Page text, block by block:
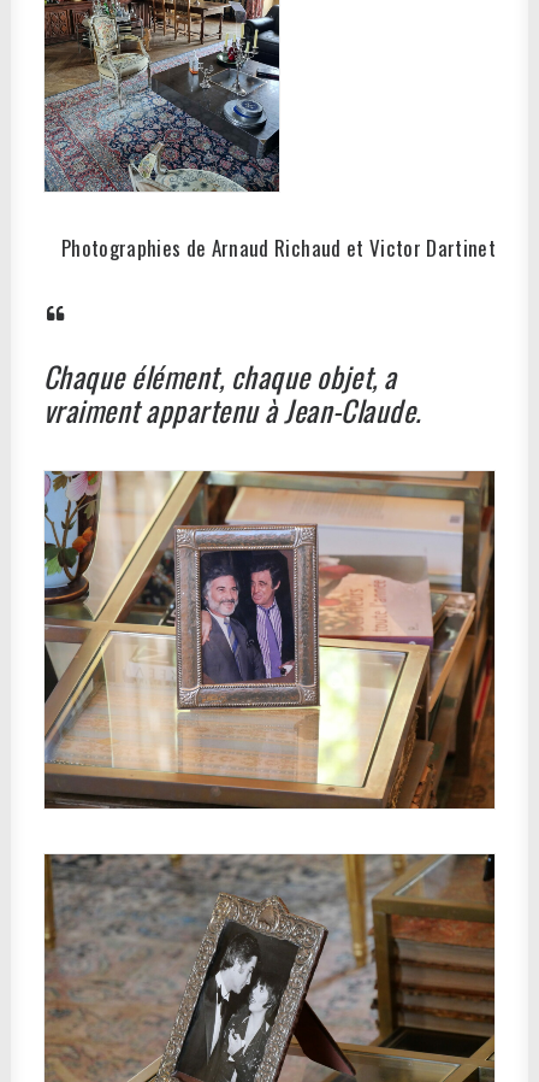
Photographies de Arnaud Richaud et Victor Dartinet
Chaque élément, chaque objet, a
vraiment appartenu à Jean-Claude.